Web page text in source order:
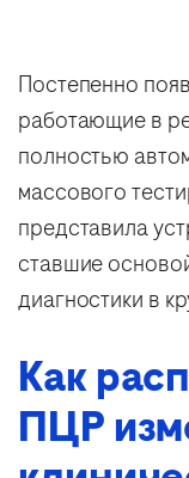
Постепенно
работающие в
полностью
массового
представила
ставшие
диагностики в
Как
ПЦР